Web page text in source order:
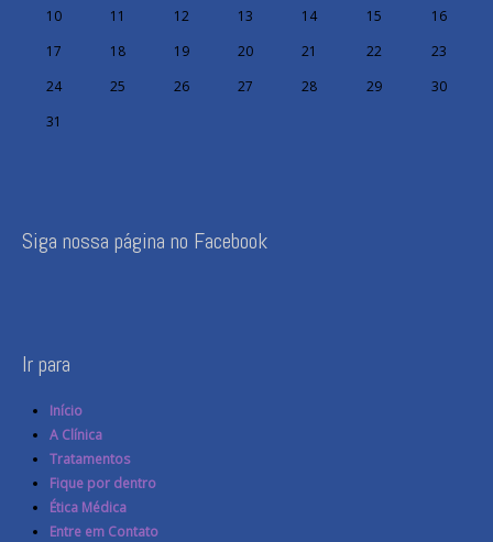
10
11 12 13 14 15
16
17
18 19 20 21 22
23
24
25 26 27 28 29
30
31
Siga nossa página no Facebook
Ir para
Início
A Clínica
Tratamentos
Fique por dentro
Ética Médica
Entre em Contato